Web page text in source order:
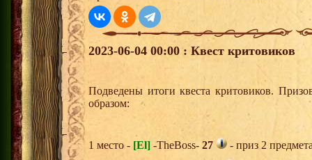
2023-06-04 00:00 : Квест критовиков
Подведены итоги квеста критовиков.
образом:
1 место - [El] -TheBoss- 27
- приз 2